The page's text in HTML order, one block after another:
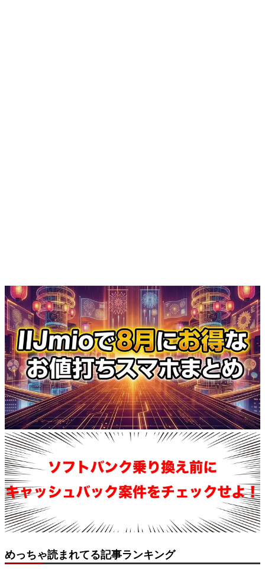
めっちゃ読まれてる記事ランキング